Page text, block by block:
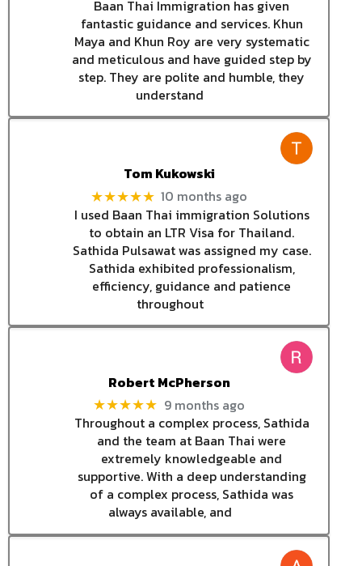
Baan Thai Immigration has given
fantastic guidance and services. Khun
Maya and Khun Roy are very systematic
and meticulous and have guided step by
step. They are polite and humble, they
understand
Tom Kukowski
★★★★★ 10 months ago
I used Baan Thai immigration Solutions
to obtain an LTR Visa for Thailand.
Sathida Pulsawat was assigned my case.
Sathida exhibited professionalism,
efficiency, guidance and patience
throughout
Robert McPherson
★★★★★ 9 months ago
Throughout a complex process, Sathida
and the team at Baan Thai were
extremely knowledgeable and
supportive. With a deep understanding
of a complex process, Sathida was
always available, and